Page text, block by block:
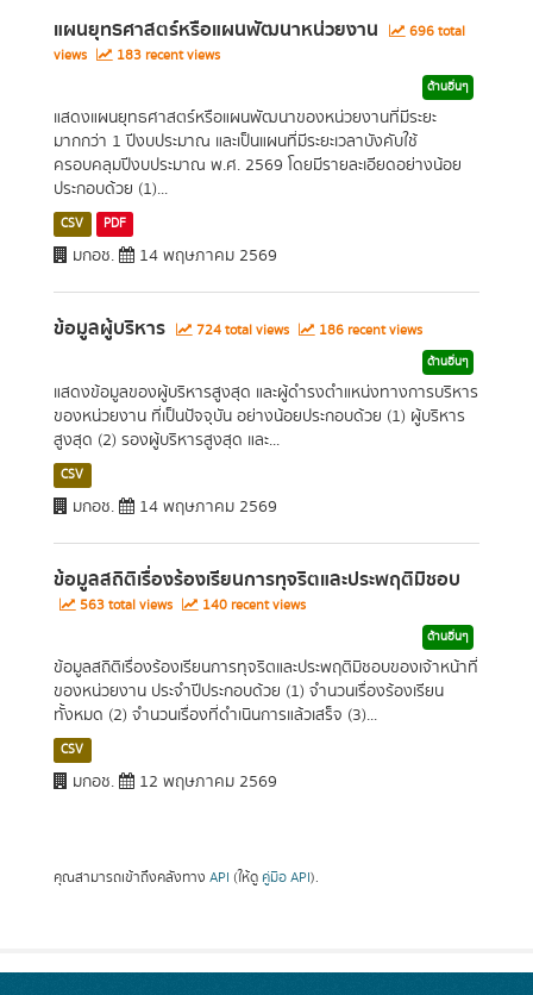
แผนยุทธศาสตร์หรือแผนพัฒนาหน่วยงาน
696 total
views
183 recent views
ด้านอื่นๆ
แสดงแผนยุทธศาสตร์หรือแผนพัฒนาของหน่วยงานที่มีระยะ
มากกว่า 1 ปีงบประมาณ และเป็นแผนที่มีระยะเวลาบังคับใช้
ครอบคลุมปีงบประมาณ พ.ศ. 2569 โดยมีรายละเอียดอย่างน้อย
ประกอบด้วย (1)...
CSV PDF
มกอช. 14 พฤษภาคม 2569
ข้อมูลผู้บริหาร 724 total views 186 recent views
ด้านอื่นๆ
แสดงข้อมูลของผู้บริหารสูงสุด และผู้ดำรงตำแหน่งทางการบริหาร
ของหน่วยงาน ที่เป็นปัจจุบัน อย่างน้อยประกอบด้วย (1) ผู้บริหาร
สูงสุด (2) รองผู้บริหารสูงสุด และ...
CSV
มกอช. 14 พฤษภาคม 2569
ข้อมูลสถิติเรื่องร้องเรียนการทุจริตและประพฤติมิชอบ
563 total views 140 recent views
ด้านอื่นๆ
ข้อมูลสถิติเรื่องร้องเรียนการทุจริตและประพฤติมิชอบของเจ้าหน้าที่
ของหน่วยงาน ประจำปีประกอบด้วย (1) จำนวนเรื่องร้องเรียน
ทั้งหมด (2) จำนวนเรื่องที่ดำเนินการแล้วเสร็จ (3)...
CSV
มกอช. 12 พฤษภาคม 2569
คุณสามารถเข้าถึงคลังทาง API (ให้ดู คู่มือ API).